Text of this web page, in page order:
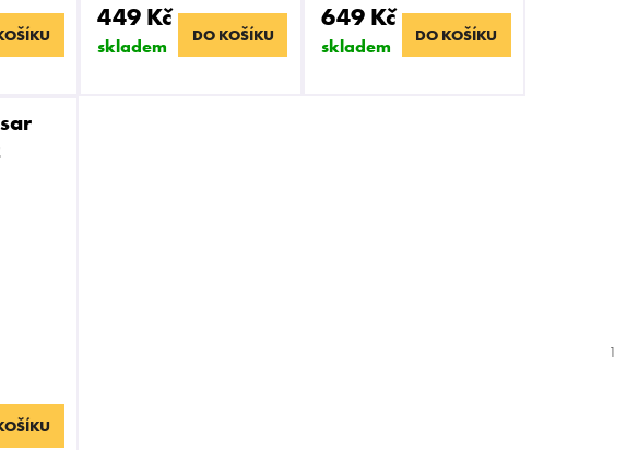
10001
skladem
449 Kč
DO KOŠÍKU skladem
649 Kč
DO KOŠÍKU